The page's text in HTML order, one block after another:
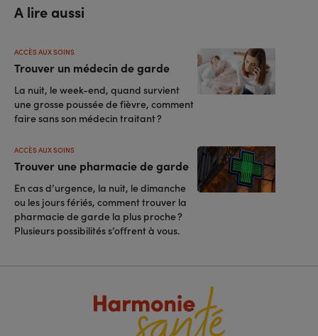
A lire aussi
Trouver un médecin de garde
ACCÈS AUX SOINS
La nuit, le week-end, quand survient
une grosse poussée de fièvre, comment
faire sans son médecin traitant ?
Trouver une pharmacie de garde
ACCÈS AUX SOINS
En cas d’urgence, la nuit, le dimanche
ou les jours fériés, comment trouver la
pharmacie de garde la plus proche ?
Plusieurs possibilités s’offrent à vous.